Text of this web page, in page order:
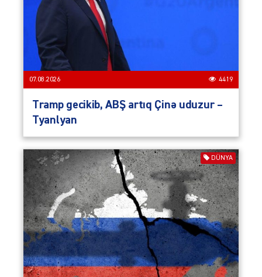
07.08.2026 4419
Tramp gecikib, ABŞ artıq Çinə uduzur –
Tyanlyan
DÜNYA